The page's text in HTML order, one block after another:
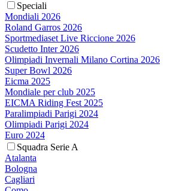
Speciali
Mondiali 2026
Roland Garros 2026
Sportmediaset Live Riccione 2026
Scudetto Inter 2026
Olimpiadi Invernali Milano Cortina 2026
Super Bowl 2026
Eicma 2025
Mondiale per club 2025
EICMA Riding Fest 2025
Paralimpiadi Parigi 2024
Olimpiadi Parigi 2024
Euro 2024
Squadra Serie A
Atalanta
Bologna
Cagliari